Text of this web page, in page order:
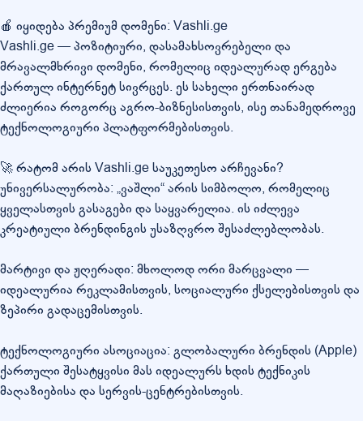
🍎 იყიდება პრემიუმ დომენი: Vashli.ge
Vashli.ge — პოზიტიური, დასამახსოვრებელი და
მრავალმხრივი დომენი, რომელიც იდეალურად ერგება
ქართულ ინტერნეტ სივრცეს. ეს სახელი ერთნაირად
ძლიერია როგორც აგრო-ბიზნესისთვის, ისე თანამედროვე
ტექნოლოგიური პლატფორმებისთვის.
🚀 რატომ არის Vashli.ge საუკეთესო არჩევანი?
უნივერსალურობა: „ვაშლი“ არის სიმბოლო, რომელიც
ყველასთვის გასაგები და საყვარელია. ის იძლევა
კრეატიული ბრენდინგის უსაზღვრო შესაძლებლობას.
მარტივი და ჟღერადი: მხოლოდ ორი მარცვალი —
იდეალურია რეკლამისთვის, სოციალური ქსელებისთვის და
ზეპირი გადაცემისთვის.
ტექნოლოგიური ასოციაცია: გლობალური ბრენდის (Apple)
ქართული შესატყვისი მას იდეალურს ხდის ტექნიკის
მაღაზიებისა და სერვის-ცენტრებისთვის.